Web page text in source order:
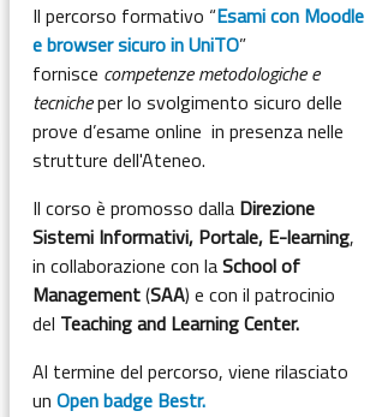
Il percorso formativo “Esami con Moodle
e browser sicuro in UniTO”
fornisce competenze metodologiche e
tecnicheper lo svolgimento sicuro delle
prove d’esame online in presenza nelle
strutture dell'Ateneo.
Il corso è promosso dalla Direzione
Sistemi Informativi, Portale, E-learning,
in collaborazione con laSchool of
Management(SAA) e con il patrocinio
del Teaching and Learning Center.
Al termine del percorso, viene rilasciato
unOpen badge Bestr.